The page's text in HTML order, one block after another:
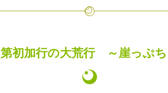
第初加行の大荒行 ～崖っぷち